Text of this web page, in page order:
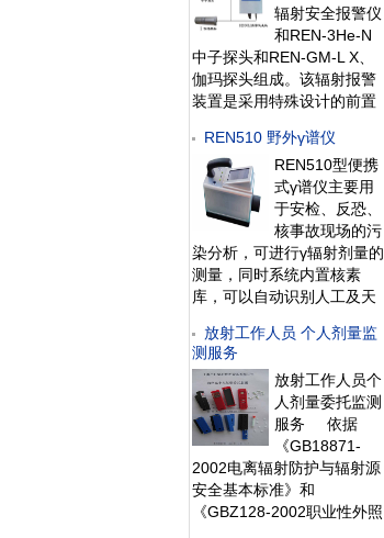
辐射安全报警仪
和REN-3He-N
中子探头和REN-GM-L X、
伽玛探头组成。该辐射报警
装置是采用特殊设计的前置
操作方便、自动显示、数据
存储和超阈值报警等特点，
能实时给出x射线、γ射线、
中子射线的辐射剂量率。考
虑到现场操作、应急快速响
应的需要，主
REN510 野外γ谱仪
REN510型便携
式γ谱仪主要用
于安检、反恐、
核事故现场的污
染分析，可进行γ辐射剂量的
测量，同时系统内置核素
库，可以自动识别人工及天
内置2英寸NaI(Tl) γ探测器，
可同时测量γ能谱、γ剂量
率。仪器为全数字化，集探
测器、成型放大器、多道分
析器、电源、触摸屏、内存
为一体，功耗
放射工作人员 个人剂量监
测服务
放射工作人员个
人剂量委托监测
服务 依据
《GB18871-
2002电离辐射防护与辐射源
安全基本标准》和
《GBZ128-2002职业性外照